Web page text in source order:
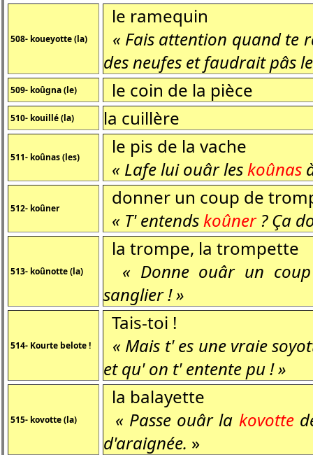
508- koueyotte (la)
le ramequin
« Fais attention quand te
des neufes et faudrait pâs
509- koûgna (le) le coin de la pièce
510- kouillé (la) la cuillère
511- koûnas (les)
le pis de la vache
« Lafe lui ouâr les koûnas
512- koûner
donner un coup de
« T' entends koûner ? Ça
513- koûnotte (la)
la trompe, la trompette
« Donne ouâr un
sanglier ! »
514- Kourte belote !
Tais-toi !
« Mais t' es une vraie
et qu' on t' entente pu ! »
515- kovotte (la)
la balayette
« Passe ouâr la kovotte
d'araignée. »